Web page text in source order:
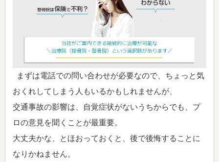
まずは電話での問い合わせが必要なので、ちょっと気
おくれしてしまう人もいるかもしれませんが、
交通事故の影響は、自覚症状がないうちからでも、プ
ロの意見を聞くことが最重要。
大丈夫かな、とほおっておくと、後で後悔することに
なりかねません。